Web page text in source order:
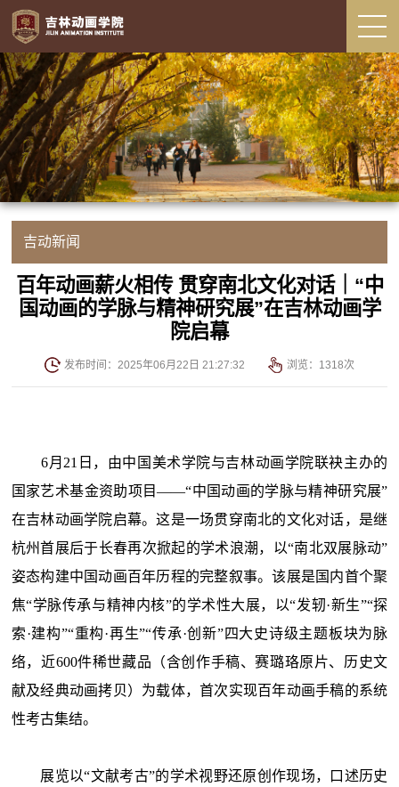
吉动新闻
百年动画薪火相传 贯穿南北文化对话｜“中
国动画的学脉与精神研究展”在吉林动画学
院启幕
发布时间：2025年06月22日 21:27:32 浏览： 1318次
6月21日，由中国美术学院与吉林动画学院联袂主办的
国家艺术基金资助项目——“中国动画的学脉与精神研究展”
在吉林动画学院启幕。这是一场贯穿南北的文化对话，是继
杭州首展后于长春再次掀起的学术浪潮，以“南北双展脉动”
姿态构建中国动画百年历程的完整叙事。该展是国内首个聚
焦“学脉传承与精神内核”的学术性大展，以“发轫·新生”“探
索·建构”“重构·再生”“传承·创新”四大史诗级主题板块为脉
络，近600件稀世藏品（含创作手稿、赛璐珞原片、历史文
献及经典动画拷贝）为载体，首次实现百年动画手稿的系统
性考古集结。
展览以“文献考古”的学术视野还原创作现场，口述历史